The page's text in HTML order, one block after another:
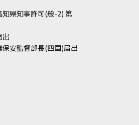
知県知事許可(般-2) 第
出
保安監督部長(四国)届出